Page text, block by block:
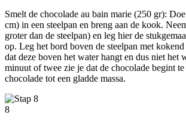
Smelt de chocolade au bain marie (250 gr):
cm) in een steelpan en breng aan de kook.
groter dan de steelpan) en leg hier de
op. Leg het bord boven de steelpan met
dat deze boven het water hangt en dus niet het
minuut of twee zie je dat de chocolade begint
chocolade tot een gladde massa.
8